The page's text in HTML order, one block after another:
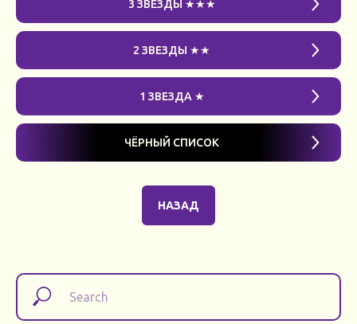
3 ЗВЕЗДЫ ★★★
2 ЗВЕЗДЫ ★★
1 ЗВЕЗДА ★
ЧЁРНЫЙ СПИСОК
НАЗАД